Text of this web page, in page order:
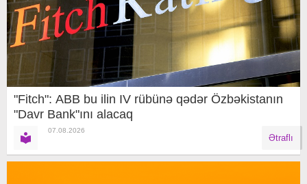
"Fitch": ABB bu ilin IV rübünə qədər Özbəkistanın
"Davr Bank"ını alacaq
07.08.2026
Ətraflı